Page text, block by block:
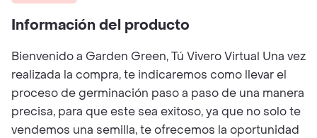
Información del producto
Bienvenido a Garden Green, Tú Vivero Virtual Una vez
realizada la compra, te indicaremos como llevar el
proceso de germinación paso a paso de una manera
precisa, para que este sea exitoso, ya que no solo te
vendemos una semilla, te ofrecemos la oportunidad